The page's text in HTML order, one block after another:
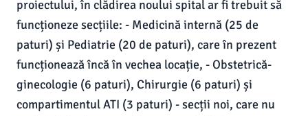
proiectului, în clădirea noului spital ar fi trebuit să
funcționeze secțiile: - Medicină internă (25 de
paturi) și Pediatrie (20 de paturi), care în prezent
funcționează încă în vechea locație, - Obstetrică-
ginecologie (6 paturi), Chirurgie (6 paturi) și
compartimentul ATI (3 paturi) - secții noi, care nu